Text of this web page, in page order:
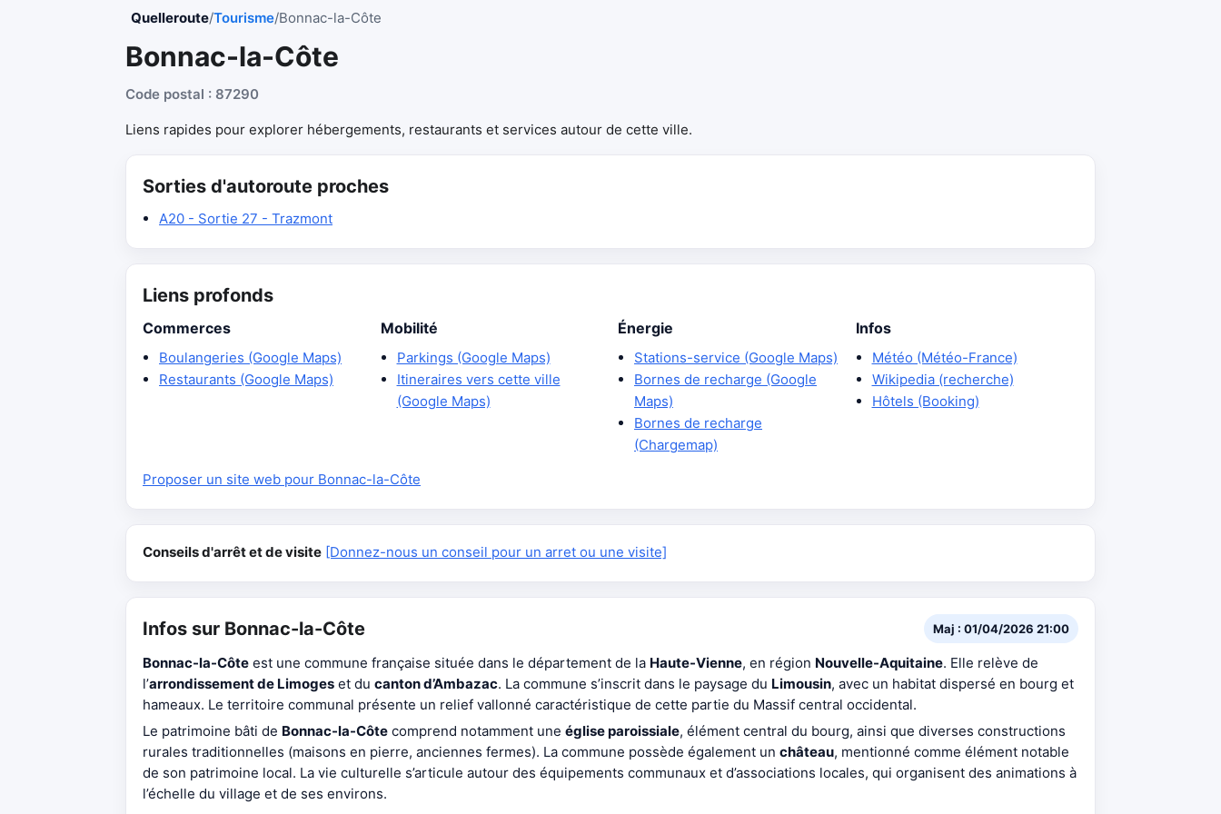
Quelleroute/Tourisme/Bonnac-la-Côte
Bonnac-la-Côte
Code postal : 87290
Liens rapides pour explorer hébergements, restaurants et services autour de cette ville.
Sorties d'autoroute proches
A20 - Sortie 27 - Trazmont
Liens profonds
Commerces
Boulangeries (Google Maps)
Restaurants (Google Maps)
Mobilité
Parkings (Google Maps)
Itineraires vers cette ville
(Google Maps)
Énergie
Stations-service (Google Maps)
Bornes de recharge (Google
Maps)
Bornes de recharge
(Chargemap)
Infos
Météo (Météo-France)
Wikipedia (recherche)
Hôtels (Booking)
Proposer un site web pour Bonnac-la-Côte
Conseils d'arrêt et de visite [Donnez-nous un conseil pour un arret ou une visite]
Infos sur Bonnac-la-Côte Maj : 01/04/2026 21:00
Bonnac-la-Côte est une commune française située dans le département de la Haute-Vienne, en région Nouvelle-Aquitaine. Elle relève de
l’arrondissement de Limoges et du canton d’Ambazac. La commune s’inscrit dans le paysage du Limousin, avec un habitat dispersé en bourg et
hameaux. Le territoire communal présente un relief vallonné caractéristique de cette partie du Massif central occidental.
Le patrimoine bâti de Bonnac-la-Côte comprend notamment une église paroissiale, élément central du bourg, ainsi que diverses constructions
rurales traditionnelles (maisons en pierre, anciennes fermes). La commune possède également un château, mentionné comme élément notable
de son patrimoine local. La vie culturelle s’articule autour des équipements communaux et d’associations locales, qui organisent des animations à
l’échelle du village et de ses environs.